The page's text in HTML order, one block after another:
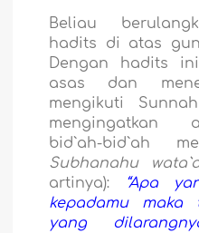
Beliau
hadits di atas
Dengan hadits
asas dan
mengikuti
mengingatkan
bid`ah-bid`ah
Subhanahu
artinya):
“Apa
kepadamu
yang